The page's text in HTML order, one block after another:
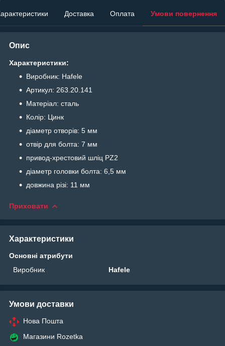
Доставка Оплата Умови повернення
Опис
Характеристики:
Виробник: Hafele
Артикул: 263.20.141
Матеріал: сталь
Колір: Цинк
діаметр отворів: 5 мм
отвір для болта: 7 мм
привод-хрестовий шліц PZ2
діаметр головки болта: 6,5 мм
довжина різі: 11 мм
Приховати
Характеристики
Основні атрибути
Виробник
Hafele
Умови доставки
Нова Пошта
Магазини Rozetka